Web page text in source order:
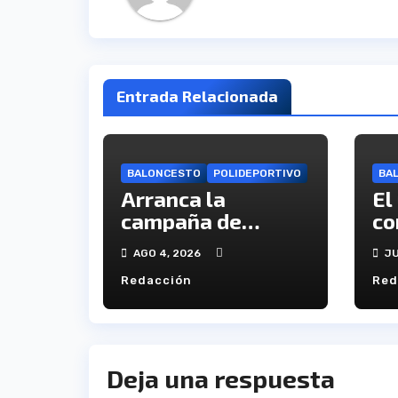
Entrada Relacionada
BALONCESTO POLIDEPORTIVO
Arranca la
campaña de
abonados del C.B.
Onuba
AGO 4, 2026
Redacción
El
Deja una respuesta